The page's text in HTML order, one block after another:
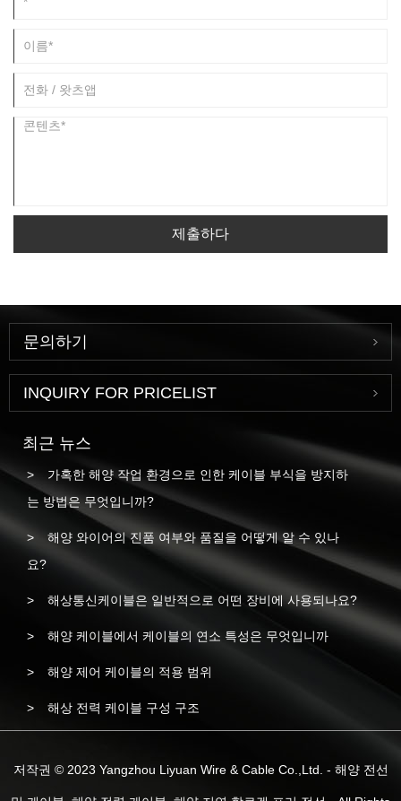
제출하다
문의하기
INQUIRY FOR PRICELIST
최근 뉴스
가혹한 해양 작업 환경으로 인한 케이블 부식을 방지하
는 방법은 무엇입니까?
해양 와이어의 진품 여부와 품질을 어떻게 알 수 있나
요?
해상통신케이블은 일반적으로 어떤 장비에 사용되나요?
해양 케이블에서 케이블의 연소 특성은 무엇입니까
해양 제어 케이블의 적용 범위
해상 전력 케이블 구성 구조
저작권 © 2023 Yangzhou Liyuan Wire & Cable Co.,Ltd. - 해양 전선